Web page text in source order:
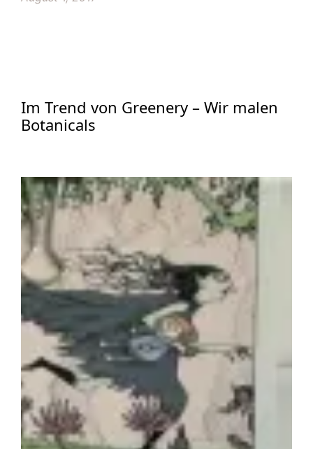
Im Trend von Greenery – Wir malen
Botanicals